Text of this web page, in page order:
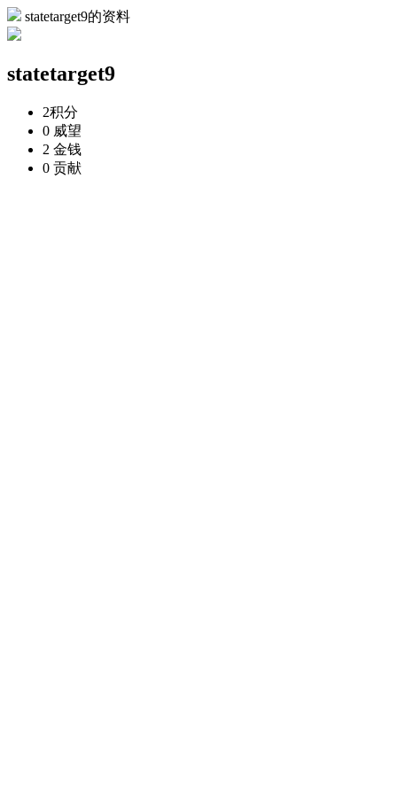
statetarget9的资料
statetarget9
2积分
0 威望
2 金钱
0 贡献